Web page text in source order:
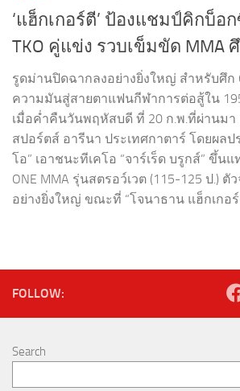
‘แฮ็กเกอร์ตี’ ป้องแชมป์คิกบ็อก
TKO คู่แข่ง รวบเข็มขัด MMA ศึ
รูดม่านปิดฉากลงอย่างยิ่งใหญ่ สำหรับศึก
ความมันสู่สายตาแฟนกีฬาการต่อสู้ใน
เมื่อค่ำคืนวันพฤหัสบดี ที่ 20 ก.พ.ที่ผ่านมา
สปอร์ตส์ อารีนา ประเทศกาตาร์ โดยผลป
โอ” เอาชนะทีเคโอ “จาร์เร็ด บรูกส์” ขึ้น
ONE MMA รุ่นสตรอว์เวต (115-125 ป.) ตั
อย่างยิ่งใหญ่ ขณะที่ “โจนาธาน แฮ็กเกอร์
FOLLOW:
Search